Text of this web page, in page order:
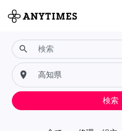
search
place
検索